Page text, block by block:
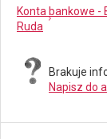
Konta bankowe -
Ruda
Brakuje
Napisz do